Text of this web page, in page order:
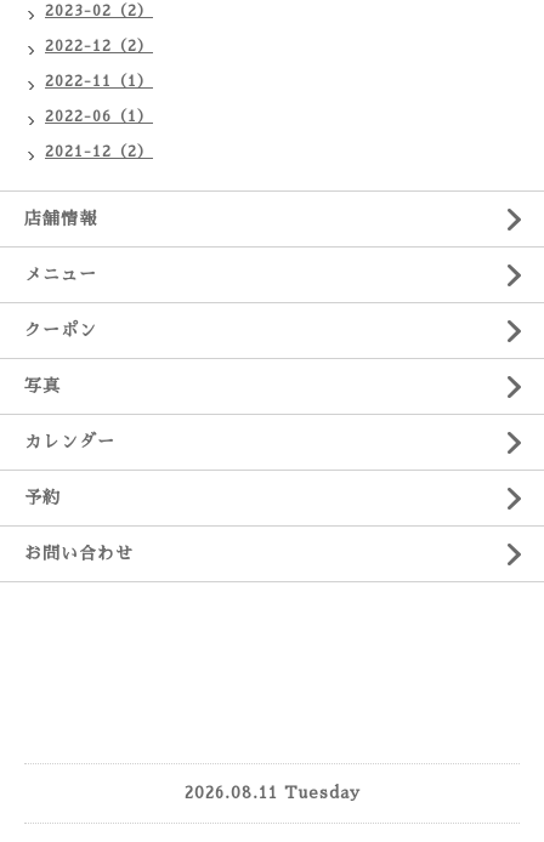
2023-02（2）
2022-12（2）
2022-11（1）
2022-06（1）
2021-12（2）
店舗情報
メニュー
クーポン
写真
カレンダー
予約
お問い合わせ
2026.08.11 Tuesday